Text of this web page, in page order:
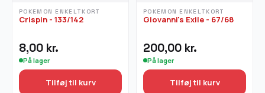
POKEMON ENKELTKORT
Crispin - 133/142
8,00 kr.
På lager
Tilføj til kurv
POKEMON ENKELTKORT
Giovanni's Exile - 67/68
200,00 kr.
På lager
Tilføj til kurv